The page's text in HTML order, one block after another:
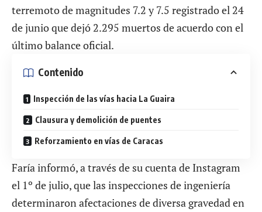
terremoto de magnitudes 7.2 y 7.5 registrado el 24
de junio que dejó 2.295 muertos de acuerdo con el
último balance oficial.
Contenido
Inspección de las vías hacia La Guaira
Clausura y demolición de puentes
Reforzamiento en vías de Caracas
Faría informó, a través de su cuenta de Instagram
el 1º de julio, que las inspecciones de ingeniería
determinaron afectaciones de diversa gravedad en